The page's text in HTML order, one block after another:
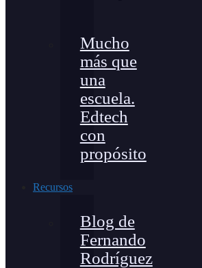
Mucho
más que
una
escuela.
Edtech
con
propósito
Recursos
Blog de
Fernando
Rodríguez